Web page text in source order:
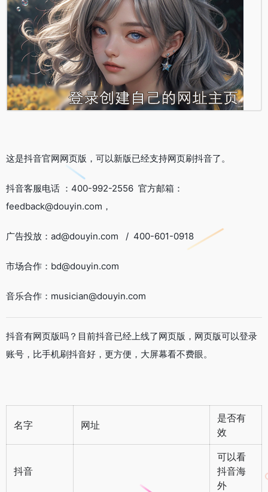
这是抖音官网网页版，可以新版已经支持网页刷抖音了。
抖音客服电话 ：400-992-2556 官方邮箱：
feedback@douyin.com，
广告投放：ad@douyin.com / 400-601-0918
市场合作：bd@douyin.com
音乐合作：musician@douyin.com
抖音有网页版吗？目前抖音已经上线了网页版，网页版可以登录
账号，比手机刷抖音好，更方便，大屏幕看不费眼。
名字 网址
是否有
效
抖音
可以看
抖音海
外